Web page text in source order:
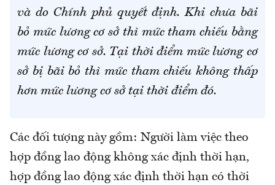
và do Chính phủ quyết định. Khi chưa bãi
bỏ mức lương cơ sở thì mức tham chiếu bằng
mức lương cơ sở. Tại thời điểm mức lương cơ
sở bị bãi bỏ thì mức tham chiếu không thấp
hơn mức lương cơ sở tại thời điểm đó.
Các đối tượng này gồm: Người làm việc theo
hợp đồng lao động không xác định thời hạn,
hợp đồng lao động xác định thời hạn có thời